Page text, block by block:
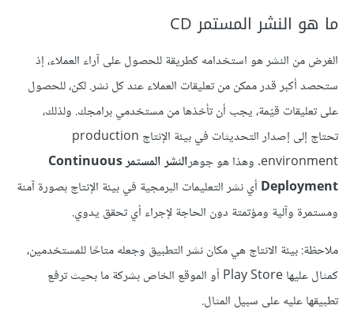
ما هو النشر المستمر CD
الغرض من النشر هو استخدامه كطريقة للحصول على آراء العملاء، إذ
ستحصد أكبر قدر ممكن من تعليقات العملاء عند كل نشر. لكن، للحصول
على تعليقات قيّمة، يجب أن تأخذها من مستخدمي برامجك. ولذلك،
تحتاج إلى إصدار التحديثات في بيئة الإنتاج production
environment. وهذا هو جوهر
النشر المستمرContinuous
Deployment أي نشر التعليمات البرمجية في بيئة الإنتاج بصورة آمنة
ومستمرة وآلية ومؤتمتة دون الحاجة لإجراء أي تحقق يدوي.
ملاحظة: بيئة الانتاج هي مكان نشر التطبيق وجعله متاحًا للمستخدمين،
كمثال عليها Play Store أو الموقع الخاص بشركة ما بحيث ترفع
تطبيقها عليه على سبيل المثال.